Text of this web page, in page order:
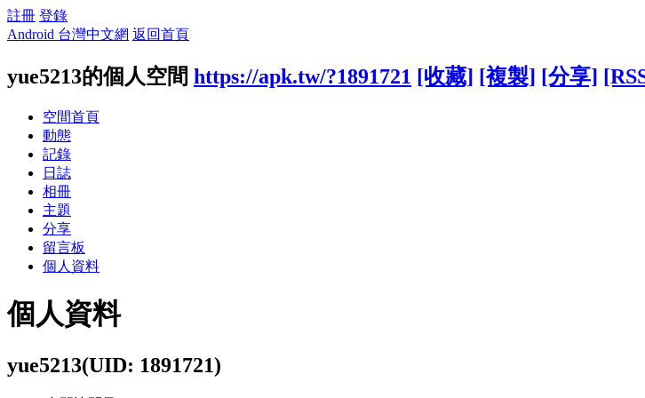
註冊 登錄
Android 台灣中文網 返回首頁
yue5213的個人空間 https://apk.tw/?1891721 [收藏] [複製] [分享]
空間首頁
動態
記錄
日誌
相冊
主題
分享
留言板
個人資料
個人資料
yue5213(UID: 1891721)